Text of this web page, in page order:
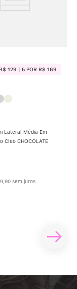
129 | 5 POR R$ 169
Lateral Média Em
Cleo CHOCOLATE
90 sem juros